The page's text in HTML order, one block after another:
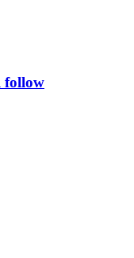
follow